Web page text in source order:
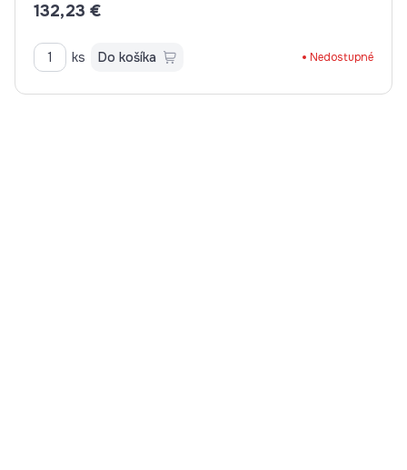
132,23 €
ks Do košíka Nedostupné